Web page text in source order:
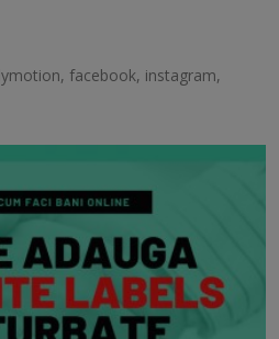
facebook, instagram,